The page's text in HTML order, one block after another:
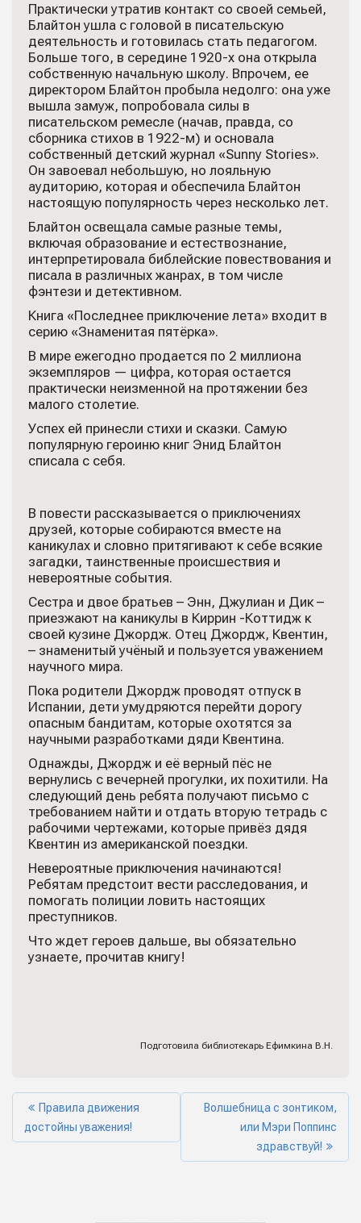
Практически утратив контакт со своей семьей,
Блайтон ушла с головой в писательскую
деятельность и готовилась стать педагогом.
Больше того, в середине 1920-х она открыла
собственную начальную школу. Впрочем, ее
директором Блайтон пробыла недолго: она уже
вышла замуж, попробовала силы в
писательском ремесле (начав, правда, со
сборника стихов в 1922-м) и основала
собственный детский журнал «Sunny Stories».
Он завоевал небольшую, но лояльную
аудиторию, которая и обеспечила Блайтон
настоящую популярность через несколько лет.
Блайтон освещала самые разные темы,
включая образование и естествознание,
интерпретировала библейские повествования и
писала в различных жанрах, в том числе
фэнтези и детективном.
Книга «Последнее приключение лета» входит в
серию «Знаменитая пятёрка».
В мире ежегодно продается по 2 миллиона
экземпляров — цифра, которая остается
практически неизменной на протяжении без
малого столетие.
Успех ей принесли стихи и сказки. Самую
популярную героиню книг Энид Блайтон
списала с себя.
В повести рассказывается о приключениях
друзей, которые собираются вместе на
каникулах и словно притягивают к себе всякие
загадки, таинственные происшествия и
невероятные события.
Сестра и двое братьев – Энн, Джулиан и Дик –
приезжают на каникулы в Киррин -Коттидж к
своей кузине Джордж. Отец Джордж, Квентин,
– знаменитый учёный и пользуется уважением
научного мира.
Пока родители Джордж проводят отпуск в
Испании, дети умудряются перейти дорогу
опасным бандитам, которые охотятся за
научными разработками дяди Квентина.
Однажды, Джордж и её верный пёс не
вернулись с вечерней прогулки, их похитили. На
следующий день ребята получают письмо с
требованием найти и отдать вторую тетрадь с
рабочими чертежами, которые привёз дядя
Квентин из американской поездки.
Невероятные приключения начинаются!
Ребятам предстоит вести расследования, и
помогать полиции ловить настоящих
преступников.
Что ждет героев дальше, вы обязательно
узнаете, прочитав книгу!
Подготовила библиотекарь Ефимкина В.Н.
Правила движения
достойны уважения!
Волшебница с зонтиком,
или Мэри Поппинс
здравствуй!